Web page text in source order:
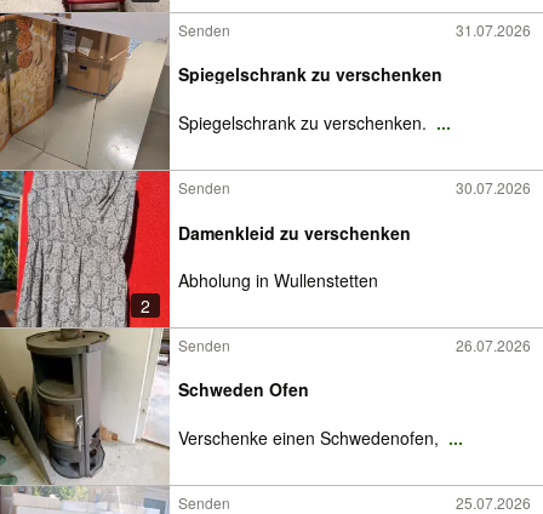
Senden 31.07.2026
Spiegelschrank zu verschenken
Spiegelschrank zu verschenken. ...
2
Senden 30.07.2026
Damenkleid zu verschenken
Abholung in Wullenstetten
Senden 26.07.2026
Schweden Ofen
Verschenke einen Schwedenofen, ...
Senden 25.07.2026